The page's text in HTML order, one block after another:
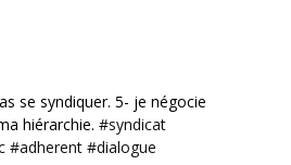
se syndiquer. 5- je négocie
hiérarchie. #syndicat
#adherent #dialogue